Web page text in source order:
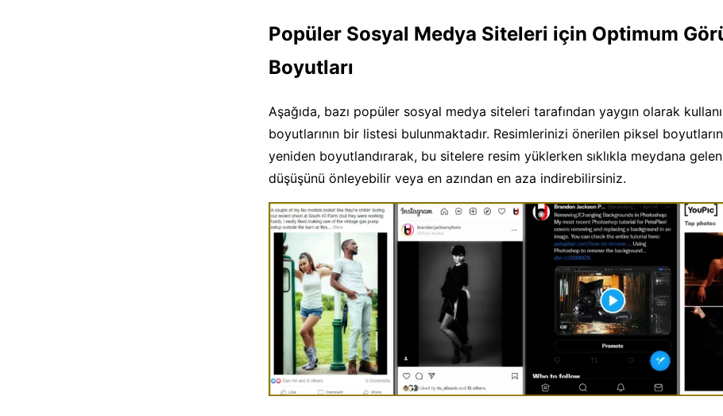
Popüler Sosyal Medya Siteleri için Optimum
Boyutları
Aşağıda, bazı popüler sosyal medya siteleri tarafından yaygın olarak
boyutlarının bir listesi bulunmaktadır. Resimlerinizi önerilen piksel
yeniden boyutlandırarak, bu sitelere resim yüklerken sıklıkla meydana
düşüşünü önleyebilir veya en azından en aza indirebilirsiniz.